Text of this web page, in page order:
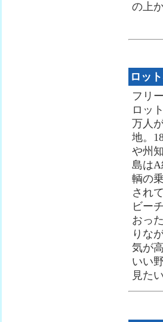
の上
ロッ
フリ
ロッ
万人
地。
や州
島は
輌の
され
ビー
おっ
りな
気が
いい
見たい